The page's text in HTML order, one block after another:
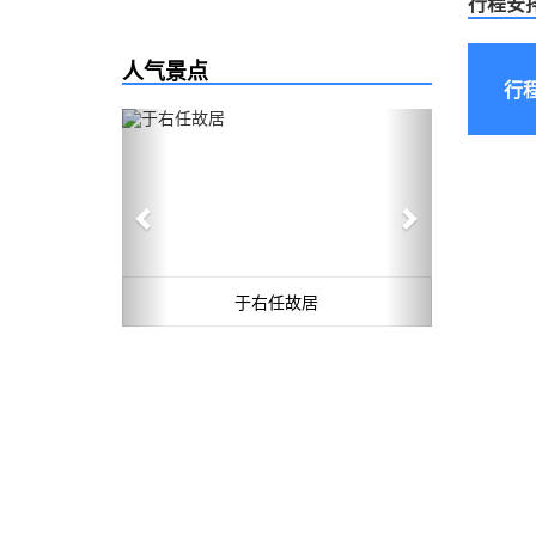
人气景点
于右任故居
Previous
行